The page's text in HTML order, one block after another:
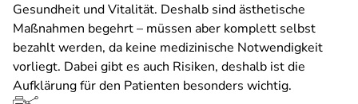
Gesundheit und Vitalität. Deshalb sind ästhetische
Maßnahmen begehrt – müssen aber komplett selbst
bezahlt werden, da keine medizinische Notwendigkeit
vorliegt. Dabei gibt es auch Risiken, deshalb ist die
Aufklärung für den Patienten besonders wichtig.